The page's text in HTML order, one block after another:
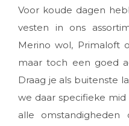
Voor koude dagen
vesten in ons
Merino wol, Primaloft
maar toch een goed
Draag je als buitenste
we daar specifieke
alle